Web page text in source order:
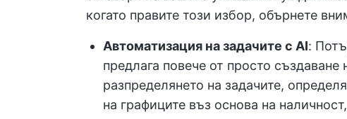
когато правите този избор, обърнете
Автоматизация на задачите с AI:
предлага повече от просто
разпределянето на задачите,
на графиците въз основа на